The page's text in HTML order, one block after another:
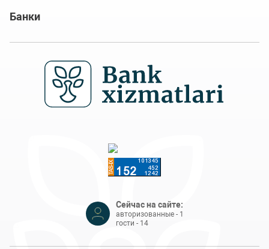
Банки
Сейчас на сайте:
авторизованные - 1
гости - 14